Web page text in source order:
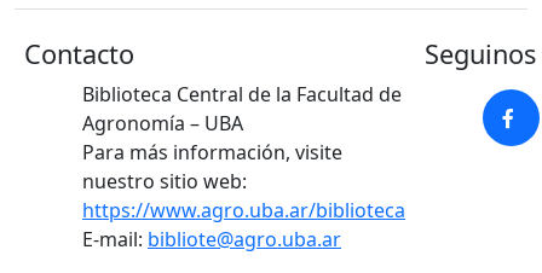
Contacto
Biblioteca Central de la Facultad de
Agronomía – UBA
Para más información, visite
nuestro sitio web:
https://www.agro.uba.ar/biblioteca
E-mail: bibliote@agro.uba.ar